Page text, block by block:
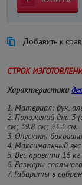
Добавить к
СТРОК
Характеристики
1. Материал: бук,
2. Положений дна 3
см; 39.8 см; 53.3 см.
3. Опускная
4. Максимальный вес
5. Вес кровати 16
6. Размеры
7. Габариты в